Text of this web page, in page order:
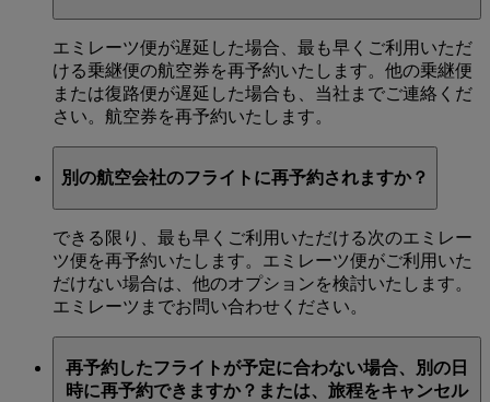
エミレーツ便が遅延した場合、最も早くご利用いただ
ける乗継便の航空券を再予約いたします。他の乗継便
または復路便が遅延した場合も、当社までご連絡くだ
さい。航空券を再予約いたします。
別の航空会社のフライトに再予約されますか？
できる限り、最も早くご利用いただける次のエミレー
ツ便を再予約いたします。エミレーツ便がご利用いた
だけない場合は、他のオプションを検討いたします。
エミレーツまでお問い合わせください。
再予約したフライトが予定に合わない場合、別の日
時に再予約できますか？または、旅程をキャンセル